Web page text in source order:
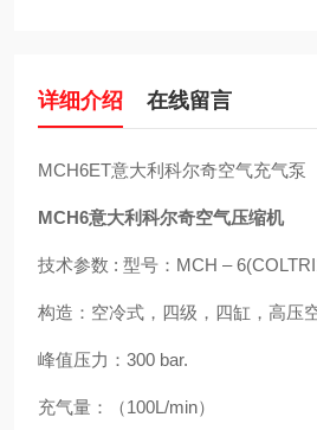
详细介绍 在线留言
MCH6ET意大利科尔奇空气充气泵
MCH6意大利科尔奇空气压缩机
技术参数 : 型号：MCH –
构造：空冷式，四级，四缸，高压
峰值压力：300 bar.
充气量：（100L/min）